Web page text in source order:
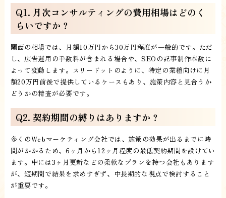
Q1. 月次コンサルティングの費用相場はどのく
らいですか？
関西の相場では、月額10万円から30万円程度が一般的です。ただ
し、広告運用の手数料が含まれる場合や、SEOの記事制作本数に
よって変動します。スリードットのように、特定の業種向けに月
額20万円前後で提供しているケースもあり、施策内容と見合うか
どうかの精査が必要です。
Q2. 契約期間の縛りはありますか？
多くのWebマーケティング会社では、施策の効果が出るまでに時
間がかかるため、6ヶ月から12ヶ月程度の最低契約期間を設けてい
ます。中には3ヶ月更新などの柔軟なプランを持つ会社もあります
が、短期間で結果を求めすぎず、中長期的な視点で検討すること
が重要です。